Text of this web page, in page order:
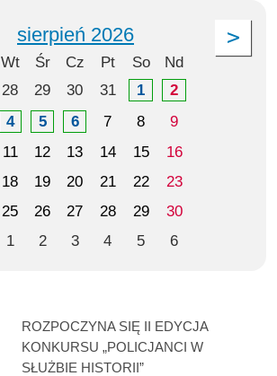
sierpień 2026
Wt Śr Cz Pt So
Nd
28 29 30 31 1
2
4 5 6 7 8
9
11 12 13 14 15
16
18 19 20 21 22
23
25 26 27 28 29
30
1 2 3 4 5 6
ROZPOCZYNA SIĘ II EDYCJA
KONKURSU „POLICJANCI W
SŁUŻBIE HISTORII”